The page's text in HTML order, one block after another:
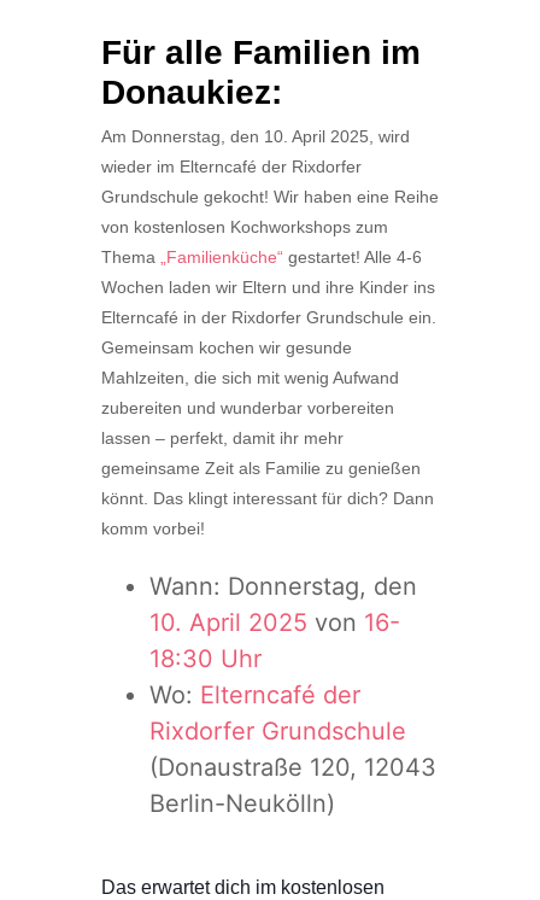
Für alle Familien im
Donaukiez:
Am Donnerstag, den 10. April 2025, wird
wieder im Elterncafé der Rixdorfer
Grundschule gekocht! Wir haben eine Reihe
von kostenlosen Kochworkshops zum
Thema
„Familienküche“ gestartet! Alle 4-6
Wochen laden wir Eltern und ihre Kinder ins
Elterncafé in der Rixdorfer Grundschule ein.
Gemeinsam kochen wir gesunde
Mahlzeiten, die sich mit wenig Aufwand
zubereiten und wunderbar vorbereiten
lassen – perfekt, damit ihr mehr
gemeinsame Zeit als Familie zu genießen
könnt. Das klingt interessant für dich? Dann
komm vorbei!
Wann: Donnerstag, den
10. April 2025 von 16-
18:30 Uhr
Wo: Elterncafé der
Rixdorfer Grundschule
(Donaustraße 120, 12043
Berlin-Neukölln)
Das erwartet dich im kostenlosen